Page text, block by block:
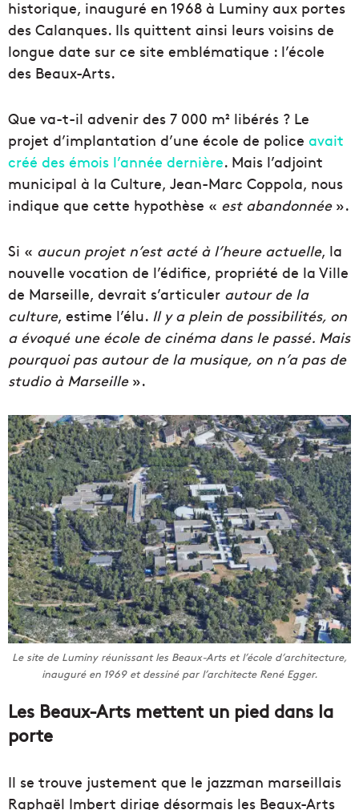
historique, inauguré en 1968 à Luminy aux portes
des Calanques. Ils quittent ainsi leurs voisins de
longue date sur ce site emblématique : l’école
des Beaux-Arts.
Que va-t-il advenir des 7 000 m² libérés ? Le
projet d’implantation d’une école de police avait
créé des émois l’année dernière. Mais l’adjoint
municipal à la Culture, Jean-Marc Coppola, nous
indique que cette hypothèse « est abandonnée».
Si « aucun projet n’est acté à l’heure actuelle, la
nouvelle vocation de l’édifice, propriété de la Ville
de Marseille, devrait s’articuler autour de la
culture, estime l’élu. Il y a plein de possibilités, on
a évoqué une école de cinéma dans le passé. Mais
pourquoi pas autour de la musique, on n’a pas de
studio à Marseille».
Le site de Luminy réunissant les Beaux-Arts et l’école d’architecture,
inauguré en 1969 et dessiné par l’architecte René Egger.
Les Beaux-Arts mettent un pied dans la
porte
Il se trouve justement que le jazzman marseillais
Raphaël Imbert dirige désormais les Beaux-Arts